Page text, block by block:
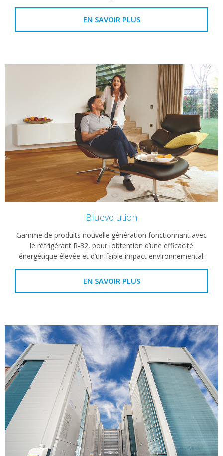
EN SAVOIR PLUS
Bluevolution
Gamme de produits nouvelle génération fonctionnant avec
le réfrigérant R-32, pour l’obtention d’une efficacité
énergétique élevée et d’un faible impact environnemental.
EN SAVOIR PLUS